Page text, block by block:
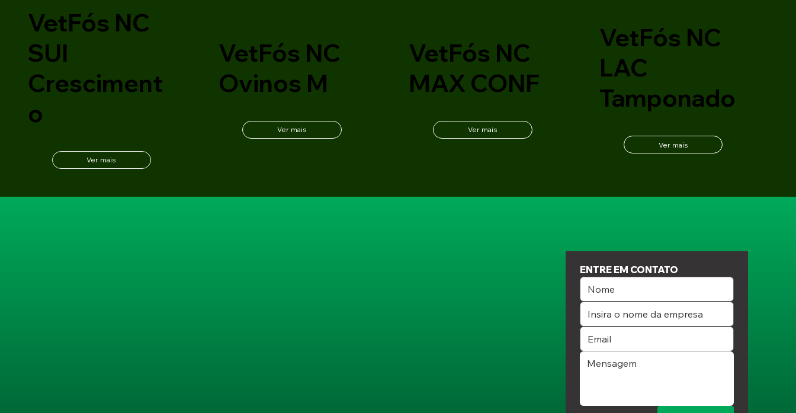
VetFós NC
SUI
Cresciment
o
Ver mais
VetFós NC
Ovinos M
Ver mais
VetFós NC
MAX CONF
Ver mais
VetFós NC
LAC
Tamponado
Ver mais
ENTRE EM CONTATO